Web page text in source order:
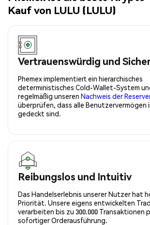
Kauf von LULU (LULU)
Vertrauenswürdig und
Phemex implementiert ein hierarchisches
deterministisches Cold-Wallet-System
regelmäßig unseren Nachweis der
überprüfen, dass alle Benutzervermögen
gedeckt sind.
Reibungslos und Intuitiv
Das Handelserlebnis unserer Nutzer hat
Priorität. Unsere eigens entwickelten
verarbeiten bis zu 300.000 Transaktionen
sofortiger Orderausführung.